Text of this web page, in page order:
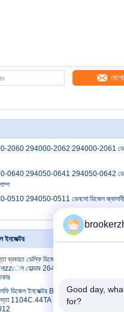
2060 294000-2062 294000-2061
0640 294050-0641 294050-0642
0510 294050-0511 ডেনসো ডিজেল জ্বালানী
ইনজেক্টর
ব্যবহৃত ডেল্ফি ডিজেল
হোল্ডার 2645K012
ডিজেল ইনজেক্টর B03301A
1104C.44TA
E-Mail
Good day,
for?